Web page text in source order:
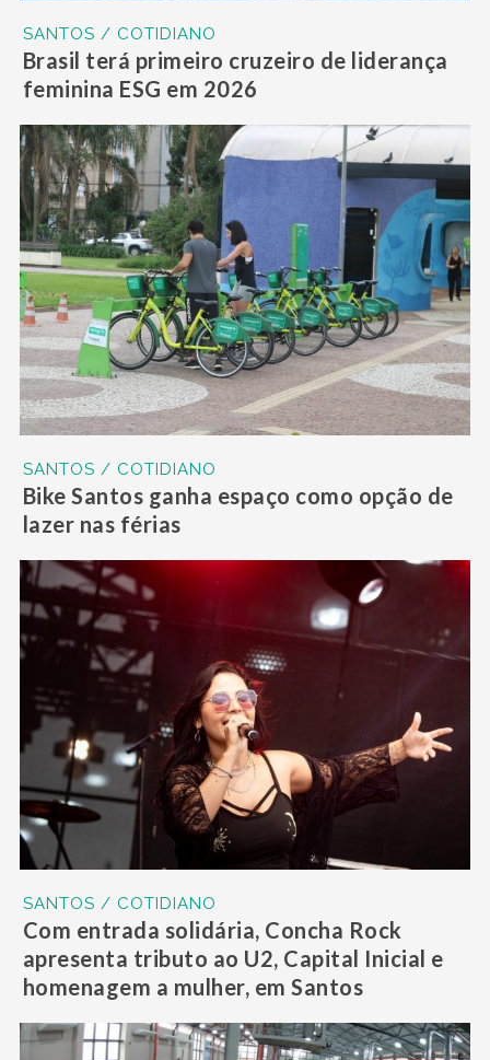
SANTOS / COTIDIANO
Brasil terá primeiro cruzeiro de liderança
feminina ESG em 2026
SANTOS / COTIDIANO
Bike Santos ganha espaço como opção de
lazer nas férias
SANTOS / COTIDIANO
Com entrada solidária, Concha Rock
apresenta tributo ao U2, Capital Inicial e
homenagem a mulher, em Santos